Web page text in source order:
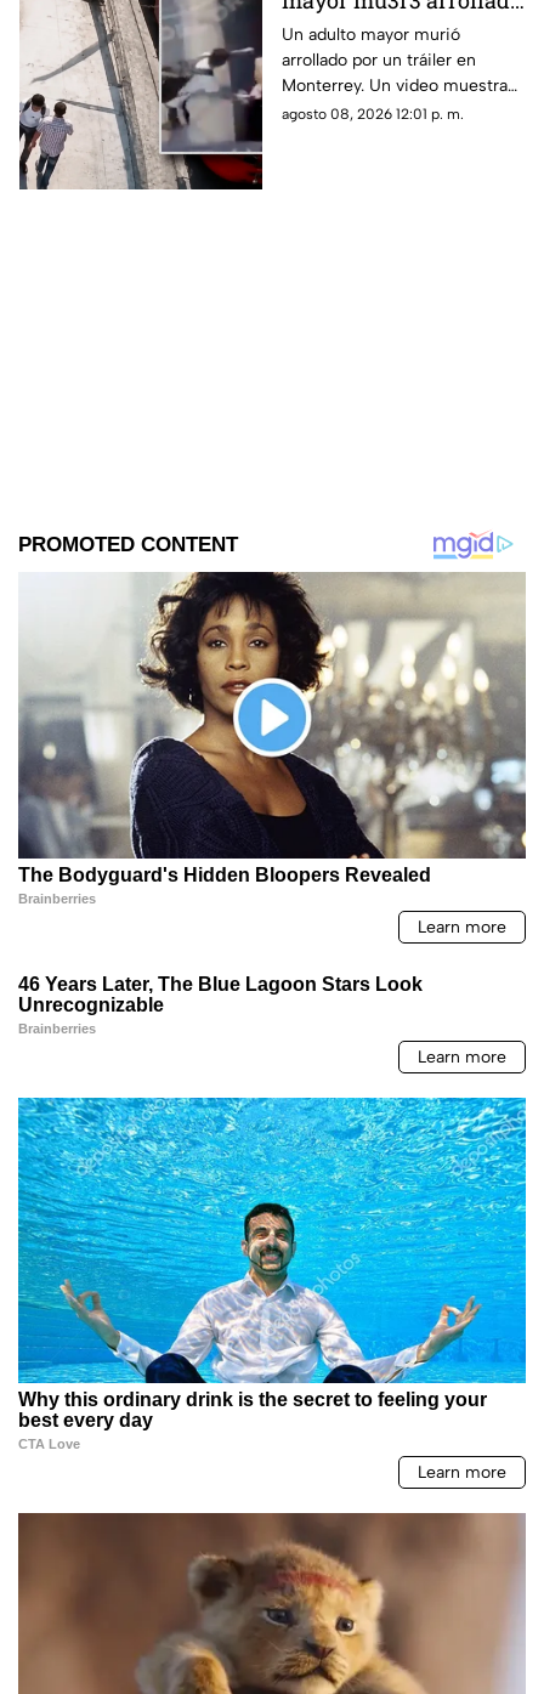
por un tráiler tras ser
empujado en
Monterrey
Un adulto mayor murió
arrollado por un tráiler en
Monterrey. Un video muestra
que momentos antes un joven
agosto 08, 2026 12:01 p. m.